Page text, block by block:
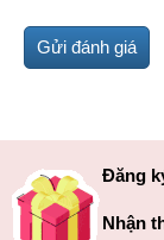
Đăng
Nhận